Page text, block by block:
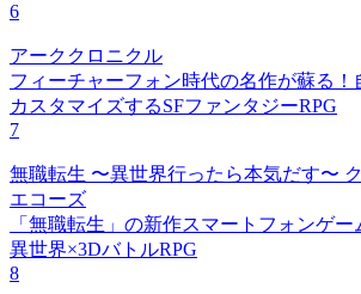
6
アーククロニクル
フィーチャーフォン時代の名作が蘇る！
カスタマイズするSFファンタジーRPG
7
無職転生 〜異世界行ったら本気だす〜
エコーズ
「無職転生」の新作スマートフォンゲ
異世界×3DバトルRPG
8